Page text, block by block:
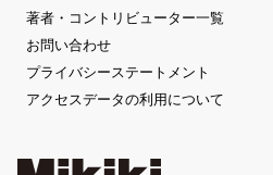
著者・コントリビューター一覧
お問い合わせ
プライバシーステートメント
アクセスデータの利用について